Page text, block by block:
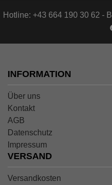
Hotline: +43 664 190 30 62 -
INFORMATION
Über uns
Kontakt
AGB
Datenschutz
Impressum
VERSAND
Versandkosten